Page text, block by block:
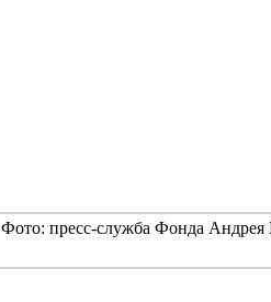
Фото: пресс-служба Фонда Андрея